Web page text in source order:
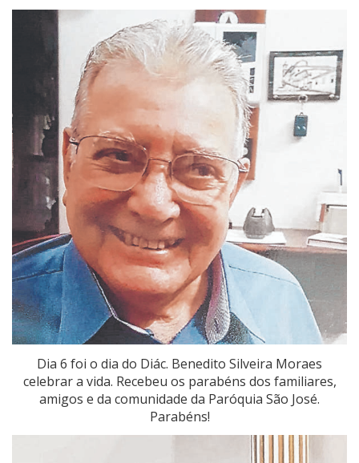
Dia 6 foi o dia do Diác. Benedito Silveira Moraes
celebrar a vida. Recebeu os parabéns dos familiares,
amigos e da comunidade da Paróquia São José.
Parabéns!